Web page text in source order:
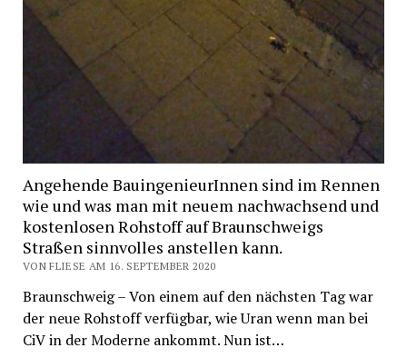
Angehende BauingenieurInnen sind im Rennen
wie und was man mit neuem nachwachsend und
kostenlosen Rohstoff auf Braunschweigs
Straßen sinnvolles anstellen kann.
VON FLIESE AM 16. SEPTEMBER 2020
Braunschweig – Von einem auf den nächsten Tag war
der neue Rohstoff verfügbar, wie Uran wenn man bei
CiV in der Moderne ankommt. Nun ist…